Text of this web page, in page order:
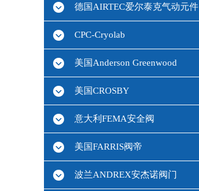
德国AIRTEC爱尔泰克气动元件
CPC-Cryolab
美国Anderson Greenwood
美国CROSBY
意大利FEMA安全阀
美国FARRIS阀帝
波兰ANDREX安杰诺阀门